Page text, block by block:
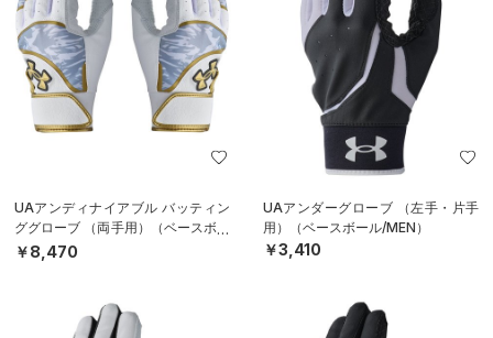
UAアンディナイアブル バッティン
ググローブ （両手用）（ベースボー
ル/MEN）
￥8,470
UAアンダーグローブ （左手・片手
用）（ベースボール/MEN）
￥3,410